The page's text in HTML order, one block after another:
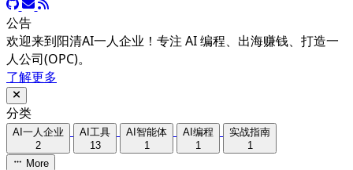
公告
欢迎来到阳清AI一人企业！专注 AI 编程、出海赚钱、打造一
人公司(OPC)。
了解更多
分类
AI一人企业
2
AI工具
13
AI智能体
1
AI编程
1
实战指南
1
More